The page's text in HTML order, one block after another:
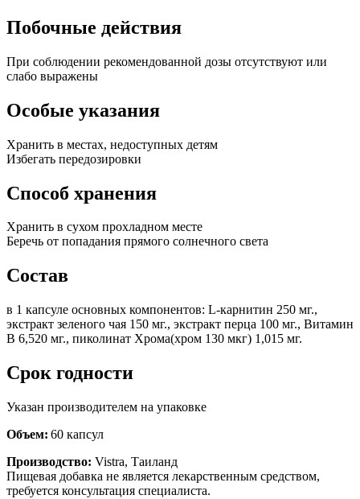
Побочные действия
При соблюдении рекомендованной дозы отсутствуют или
слабо выражены
Особые указания
Хранить в местах, недоступных детям
Избегать передозировки
Способ хранения
Хранить в сухом прохладном месте
Беречь от попадания прямого солнечного света
Состав
в 1 капсуле основных компонентов: L-карнитин 250 мг.,
экстракт зеленого чая 150 мг., экстракт перца 100 мг., Витамин
В 6,520 мг., пиколинат Хрома(хром 130 мкг) 1,015 мг.
Срок годности
Указан производителем на упаковке
Объем: 60 капсул
Производство: Vistra, Таиланд
Пищевая добавка не является лекарственным средством,
требуется консультация специалиста.